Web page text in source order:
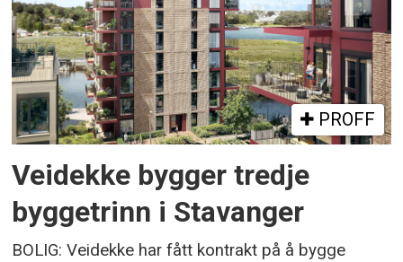
PROFF
Veidekke bygger tredje
byggetrinn i Stavanger
BOLIG: Veidekke har fått kontrakt på å bygge